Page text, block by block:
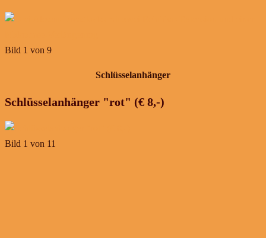
Bild 1 von 9
Schlüsselanhänger
Schlüsselanhänger "rot" (€ 8,-)
Bild 1 von 11